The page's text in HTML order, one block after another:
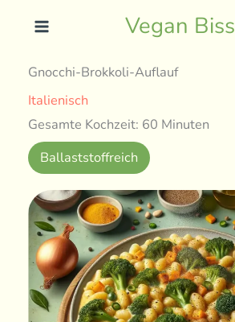
Vegan Biss
Gnocchi-Brokkoli-Auflauf
Italienisch
Gesamte Kochzeit: 60 Minuten
Ballaststoffreich